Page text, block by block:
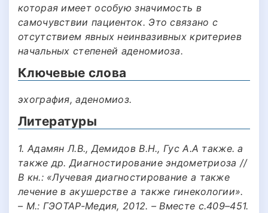
которая имеет особую значимость в
самочувствии пациенток. Это связано с
отсутствием явных неинвазивных критериев
начальных степеней аденомиоза.
Ключевые слова
эхография, аденомиоз.
Литературы
1. Адамян Л.В., Демидов В.Н., Гус А.А также. а
также др. Диагностирование эндометриоза //
В кн.: «Лучевая диагностирование а также
лечение в акушерстве а также гинекологии».
– М.: ГЭОТАР-Медия, 2012. – Вместе с.409–451.